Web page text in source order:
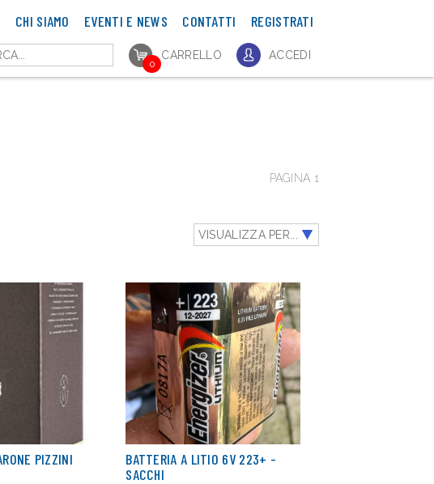
CHI SIAMO EVENTI E NEWS CONTATTI REGISTRATI
CARRELLO
0
ACCEDI
PAGINA 1
VISUALIZZA PER...
PIZZINI
BATTERIA A LITIO 6V 223+ -
SACCHI